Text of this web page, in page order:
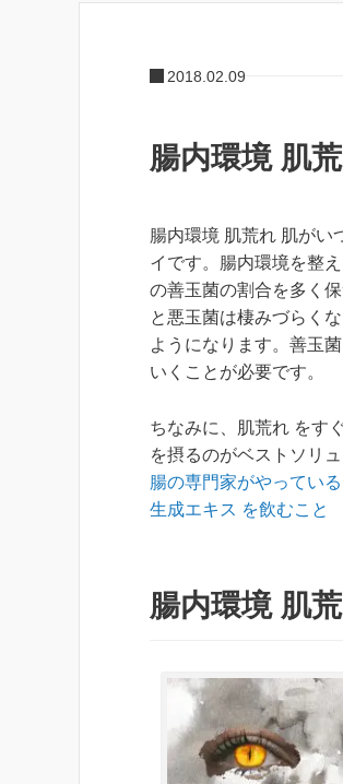
2018.02.09
腸内環境 肌
腸内環境 肌荒れ 肌がい
イです。腸内環境を整
の善玉菌の割合を多く
と悪玉菌は棲みづらく
ようになります。善玉
いくことが必要です。
ちなみに、肌荒れ をす
を摂るのがベストソリ
腸の専門家がやってい
生成エキス を飲むこと
腸内環境 肌